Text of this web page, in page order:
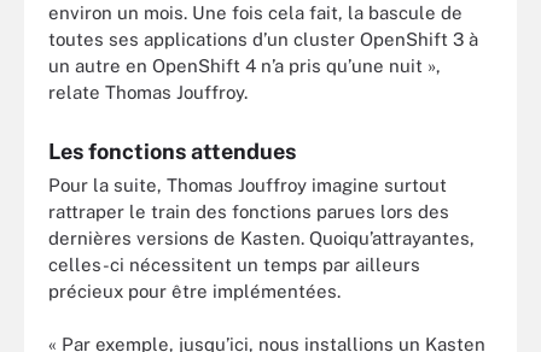
environ un mois. Une fois cela fait, la bascule de
toutes ses applications d’un cluster OpenShift 3 à
un autre en OpenShift 4 n’a pris qu’une nuit »,
relate Thomas Jouffroy.
Les fonctions attendues
Pour la suite, Thomas Jouffroy imagine surtout
rattraper le train des fonctions parues lors des
dernières versions de Kasten. Quoiqu’attrayantes,
celles-ci nécessitent un temps par ailleurs
précieux pour être implémentées.
« Par exemple, jusqu’ici, nous installions un Kasten